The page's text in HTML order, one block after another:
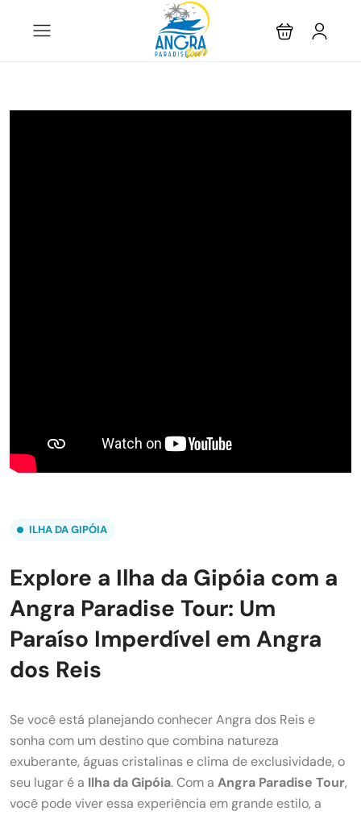
ILHA DA GIPÓIA
Explore a Ilha da Gipóia com a
Angra Paradise Tour: Um
Paraíso Imperdível em Angra
dos Reis
Se você está planejando conhecer Angra dos Reis e
sonha com um destino que combina natureza
exuberante, águas cristalinas e clima de exclusividade, o
seu lugar é a Ilha da Gipóia. Com a Angra Paradise Tour,
você pode viver essa experiência em grande estilo, a